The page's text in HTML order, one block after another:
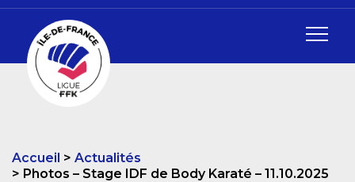
Accueil
Actualités
Photos – Stage IDF de Body Karaté – 11.10.2025